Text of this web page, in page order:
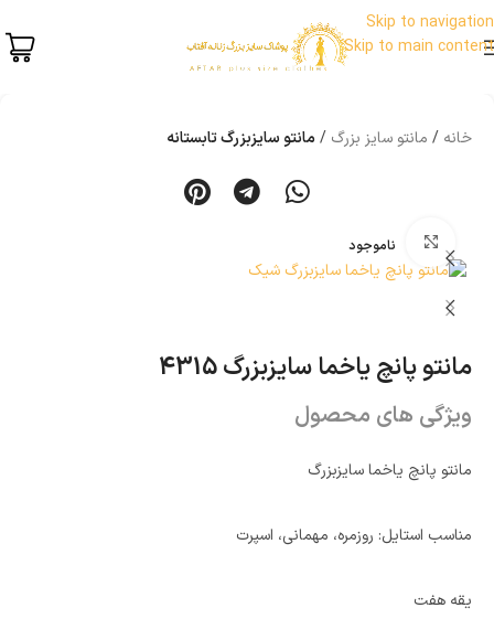
Skip to navigation
Skip to main content
خانه مانتو سایز بزرگ مانتو سایزبزرگ تابستانه
ناموجود
بزرگنمایی تصویر
مانتو پانچ یاخما سایزبزرگ 4315
ویژگی های محصول
مانتو پانچ یاخما سایزبزرگ
مناسب استایل: روزمره، مهمانی، اسپرت
یقه هفت